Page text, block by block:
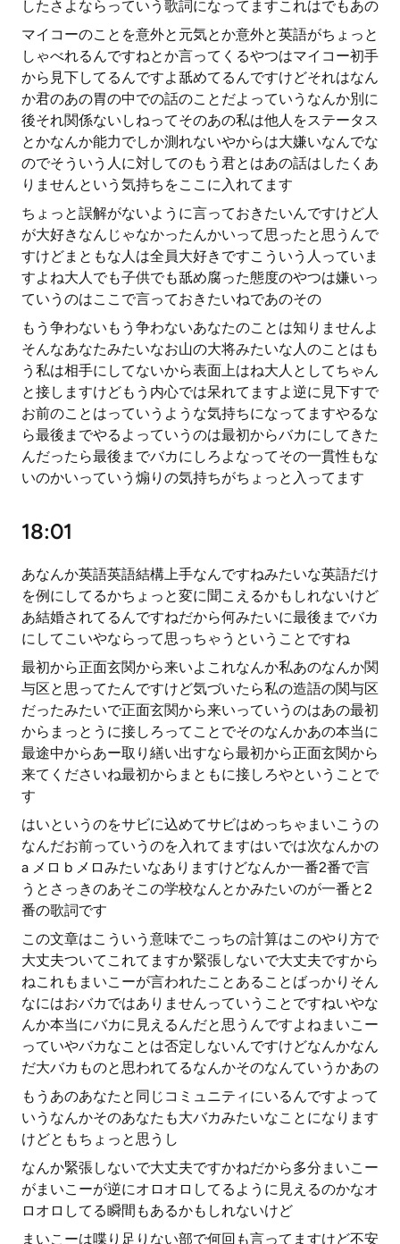
したさよならっていう歌詞になってますこれはでもあの
マイコーのことを意外と元気とか意外と英語がちょっと
しゃべれるんですねとか言ってくるやつはマイコー初手
から見下してるんですよ舐めてるんですけどそれはなん
か君のあの胃の中での話のことだよっていうなんか別に
後それ関係ないしねってそのあの私は他人をステータス
とかなんか能力でしか測れないやからは大嫌いなんでな
のでそういう人に対してのもう君とはあの話はしたくあ
りませんという気持ちをここに入れてます
ちょっと誤解がないように言っておきたいんですけど人
が大好きなんじゃなかったんかいって思ったと思うんで
すけどまともな人は全員大好きですこういう人っていま
すよね大人でも子供でも舐め腐った態度のやつは嫌いっ
ていうのはここで言っておきたいねであのその
もう争わないもう争わないあなたのことは知りませんよ
そんなあなたみたいなお山の大将みたいな人のことはも
う私は相手にしてないから表面上はね大人としてちゃん
と接しますけどもう内心では呆れてますよ逆に見下すで
お前のことはっていうような気持ちになってますやるな
ら最後までやるよっていうのは最初からバカにしてきた
んだったら最後までバカにしろよなってその一貫性もな
いのかいっていう煽りの気持ちがちょっと入ってます
18:01
あなんか英語英語結構上手なんですねみたいな英語だけ
を例にしてるかちょっと変に聞こえるかもしれないけど
あ結婚されてるんですねだから何みたいに最後までバカ
にしてこいやならって思っちゃうということですね
最初から正面玄関から来いよこれなんか私あのなんか関
与区と思ってたんですけど気づいたら私の造語の関与区
だったみたいで正面玄関から来いっていうのはあの最初
からまっとうに接しろってことでそのなんかあの本当に
最途中からあー取り繕い出すなら最初から正面玄関から
来てくださいね最初からまともに接しろやということで
す
はいというのをサビに込めてサビはめっちゃまいこうの
なんだお前っていうのを入れてますはいでは次なんかの
a メロ b メロみたいなありますけどなんか一番2番で言
うとさっきのあそこの学校なんとかみたいのが一番と2
番の歌詞です
この文章はこういう意味でこっちの計算はこのやり方で
大丈夫ついてこれてますか緊張しないで大丈夫ですから
ねこれもまいこーが言われたことあることばっかりそん
なにはおバカではありませんっていうことですねいやな
んか本当にバカに見えるんだと思うんですよねまいこー
っていやバカなことは否定しないんですけどなんかなん
だ大バカものと思われてるなんかそのなんていうかあの
もうあのあなたと同じコミュニティにいるんですよって
いうなんかそのあなたも大バカみたいなことになります
けどともちょっと思うし
なんか緊張しないで大丈夫ですかねだから多分まいこー
がまいこーが逆にオロオロしてるように見えるのかなオ
ロオロしてる瞬間もあるかもしれないけど
まいこーは喋り足りない部で何回も言ってますけど不安